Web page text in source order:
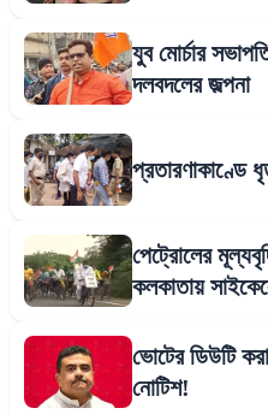
যুব মোর্চার সভাপতি
দলবদলের জল্পনা
প্রতারণাকাণ্ডে
পেট্রোলের
কলকাতায়
ভোটের ডিউটি
নোটিশ!